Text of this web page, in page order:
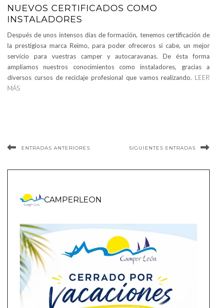
NUEVOS CERTIFICADOS COMO
INSTALADORES
Después de unos intensos días de formación, tenemos certificación de
la prestigiosa marca Reimo, para poder ofreceros si cabe, un mejor
servicio para vuestras camper y autocaravanas. De ésta forma
ampliamos nuestros conocimientos como instaladores, gracias a
diversos cursos de reciclaje profesional que vamos realizando. LEER
MÁS
ENTRADAS ANTERIORES SIGUIENTES ENTRADAS
CAMPERLEON